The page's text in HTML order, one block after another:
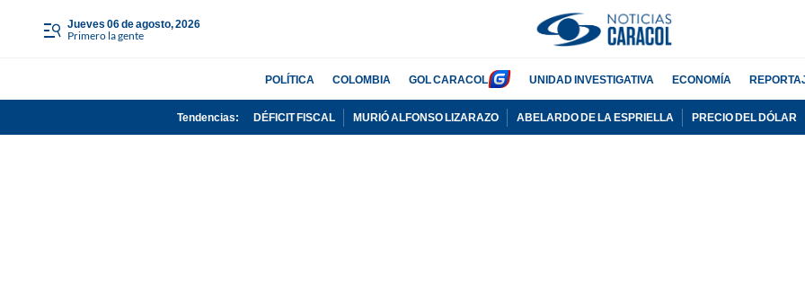
jueves 06 de agosto, 2026
Primero la gente
POLÍTICA COLOMBIA GOL CARACOL UNIDAD INVESTIGATIVA ECONOMÍA
Tendencias: DÉFICIT FISCAL MURIÓ ALFONSO LIZARAZO ABELARDO DE LA ESPRIELLA PRECIO DEL DÓLAR